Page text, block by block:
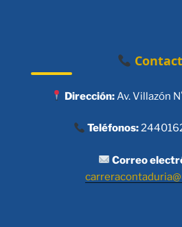
Dirección:Av. Villazón
Teléfonos:
Correo